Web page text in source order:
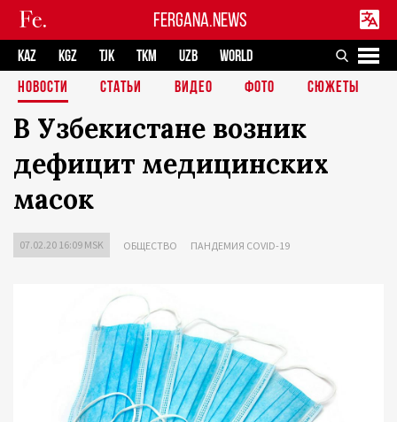
FERGANA.NEWS
KAZ KGZ TJK TKM UZB
WORLD
НОВОСТИ
СТАТЬИ ВИДЕО ФОТО СЮЖЕТЫ
В Узбекистане возник
дефицит медицинских
масок
07.02.20 16:09 MSK ОБЩЕСТВО ПАНДЕМИЯ COVID-19